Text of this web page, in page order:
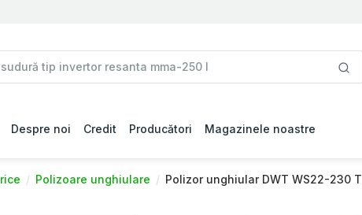
Despre noi Credit Producători Magazinele noastre
Polizoare unghiulare Polizor unghiular DWT WS22-230 T